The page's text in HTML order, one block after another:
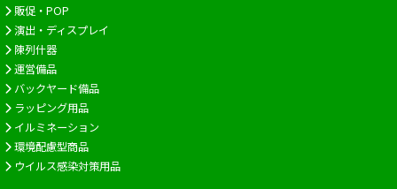
販促・POP
演出・ディスプレイ
陳列什器
運営備品
バックヤード備品
ラッピング用品
イルミネーション
環境配慮型商品
ウイルス感染対策用品